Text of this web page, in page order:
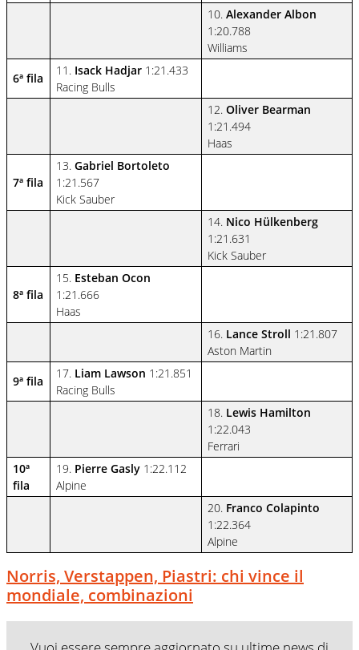
10.Alexander Albon
1:20.788
Williams
6ª fila
11. Isack Hadjar 1:21.433
Racing Bulls
12.Oliver Bearman
1:21.494
Haas
7ª fila
13.Gabriel Bortoleto
1:21.567
Kick Sauber
14. Nico Hülkenberg
1:21.631
Kick Sauber
8ª fila
15. Esteban Ocon
1:21.666
Haas
16. Lance Stroll 1:21.807
Aston Martin
9ª fila
17. Liam Lawson 1:21.851
Racing Bulls
18. Lewis Hamilton
1:22.043
Ferrari
10ª
fila
19. Pierre Gasly 1:22.112
Alpine
20. Franco Colapinto
1:22.364
Alpine
Norris, Verstappen, Piastri: chi vince il
mondiale, combinazioni